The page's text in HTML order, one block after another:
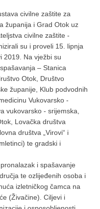
civilne zaštite za
županija i Grad Otok uz
civilne zaštite -
su i proveli 15. lipnja
2019. Na vježbi su
– Stanica
Otok, Društvo
županije, Klub podvodnih
Vukovarsko -
vukovarsko - srijemska,
Lovačka društva
društva „Virovi“ i
te gradski i
i spašavanje
te ozlijeđenih osoba i
izletničkog čamca na
(Živačine). Ciljevi i